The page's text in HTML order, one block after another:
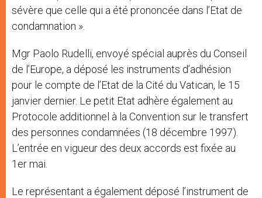
sévère que celle qui a été prononcée dans l’Etat de
condamnation ».
Mgr Paolo Rudelli, envoyé spécial auprès du Conseil
de l’Europe, a déposé les instruments d’adhésion
pour le compte de l’Etat de la Cité du Vatican, le 15
janvier dernier. Le petit Etat adhère également au
Protocole additionnel à la Convention sur le transfert
des personnes condamnées (18 décembre 1997).
L’entrée en vigueur des deux accords est fixée au
1er mai.
Le représentant a également déposé l’instrument de